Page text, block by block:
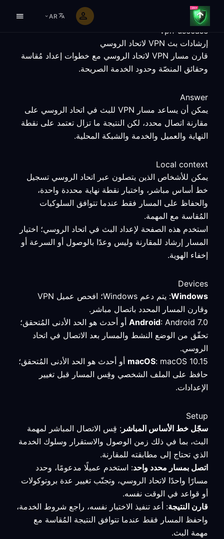
AR
vpn-usecase
إرشادات بث VPN لاتحاد الروسي
قارن مسار VPN لاتحاد الروسي مع خطوات إعداد مُقاسة
وحقائق المنصّة وحدود الخدمة الصريحة.
Answer
يمكن أن يساعد مسار VPN للبث في اتحاد الروسي على
مقارنة اتصال محدد، لكن النتيجة ما تزال تعتمد على نقطة
النهاية والعميل والخدمة والشبكة المحلية.
Local context
يمكن للأشخاص الذين يتصلون عبر اتحاد الروسي تسجيل
خط أساس مباشر، واختبار نقطة نهاية محددة واحدة،
والحفاظ على المسار فقط عندما تتوافق السلوكيات
المُقاسة مع المهمة.
استخدم هذه الصفحة لإعداد البث في اتحاد الروسي؛ اختيار
المسار إرشاد للمقارنة وليس وعدًا بالوصول أو السرعة أو
إخفاء الهوية.
Devices
Windows
: يتم دعم Windows؛ افحص عميل VPN
وقارن المسار المحدد باتصال مباشر.
Android : Android 7.0 أو أحدث هو الحد الأدنى المُتحقق؛
تحقّق من الوضع النشط والمسار بعد الاتصال في اتحاد
الروسي.
macOS : macOS 10.15 أو أحدث هو الحد الأدنى المُتحقق؛
حافظ على الملف الشخصي وقِس المسار قبل تغيير
الإعدادات.
Setup
سجّل خط الأساس المباشر : قِس الاتصال المباشر لمهمة
البث، بما في ذلك زمن الوصول والاستقرار وسلوك الخدمة
الذي تحتاج إلى مطابقته للمقارنة.
اتصل بمسار محدد واحد: استخدم عميلًا مدعومًا، وحدد
مسارًا واحدًا لاتحاد الروسي، وتجنّب تغيير عدة بروتوكولات
أو قواعد في الوقت نفسه.
قارن النتيجة: أعد تنفيذ الاختبار نفسه، راجع شروط الخدمة،
واحفظ المسار فقط عندما تتوافق النتيجة المُقاسة مع
مهمة البث.